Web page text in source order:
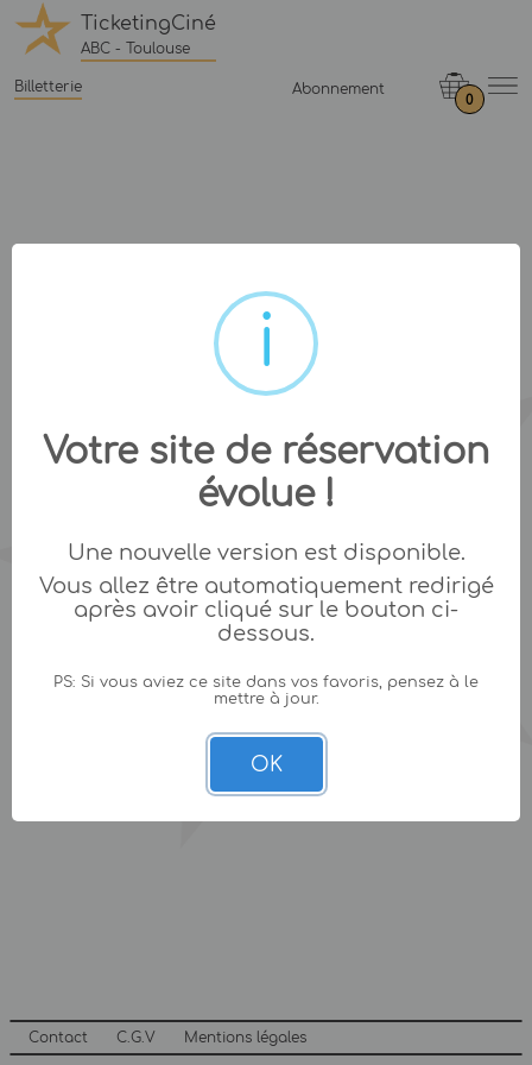
TicketingCiné
ABC - Toulouse
Billetterie Abonnement
0
Contact C.G.V Mentions légales
Votre site de réservation
évolue !
Une nouvelle version est disponible.
Vous allez être automatiquement redirigé
après avoir cliqué sur le bouton ci-
dessous.
PS: Si vous aviez ce site dans vos favoris, pensez à le
mettre à jour.
OK